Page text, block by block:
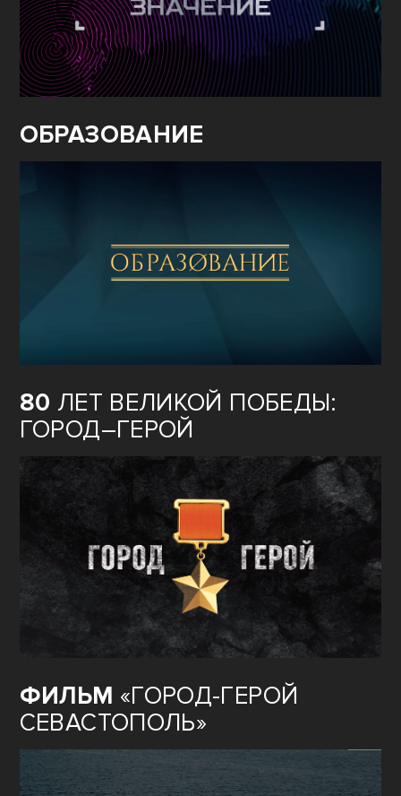
ОБРАЗОВАНИЕ
80 ЛЕТ ВЕЛИКОЙ ПОБЕДЫ:
ГОРОД–ГЕРОЙ
ФИЛЬМ «ГОРОД-ГЕРОЙ
СЕВАСТОПОЛЬ»